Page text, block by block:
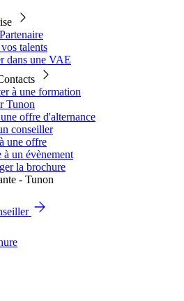
talents
dans une VAE
à une formation
Tunon
offre d'alternance
conseiller
une offre
à un évènement
la brochure